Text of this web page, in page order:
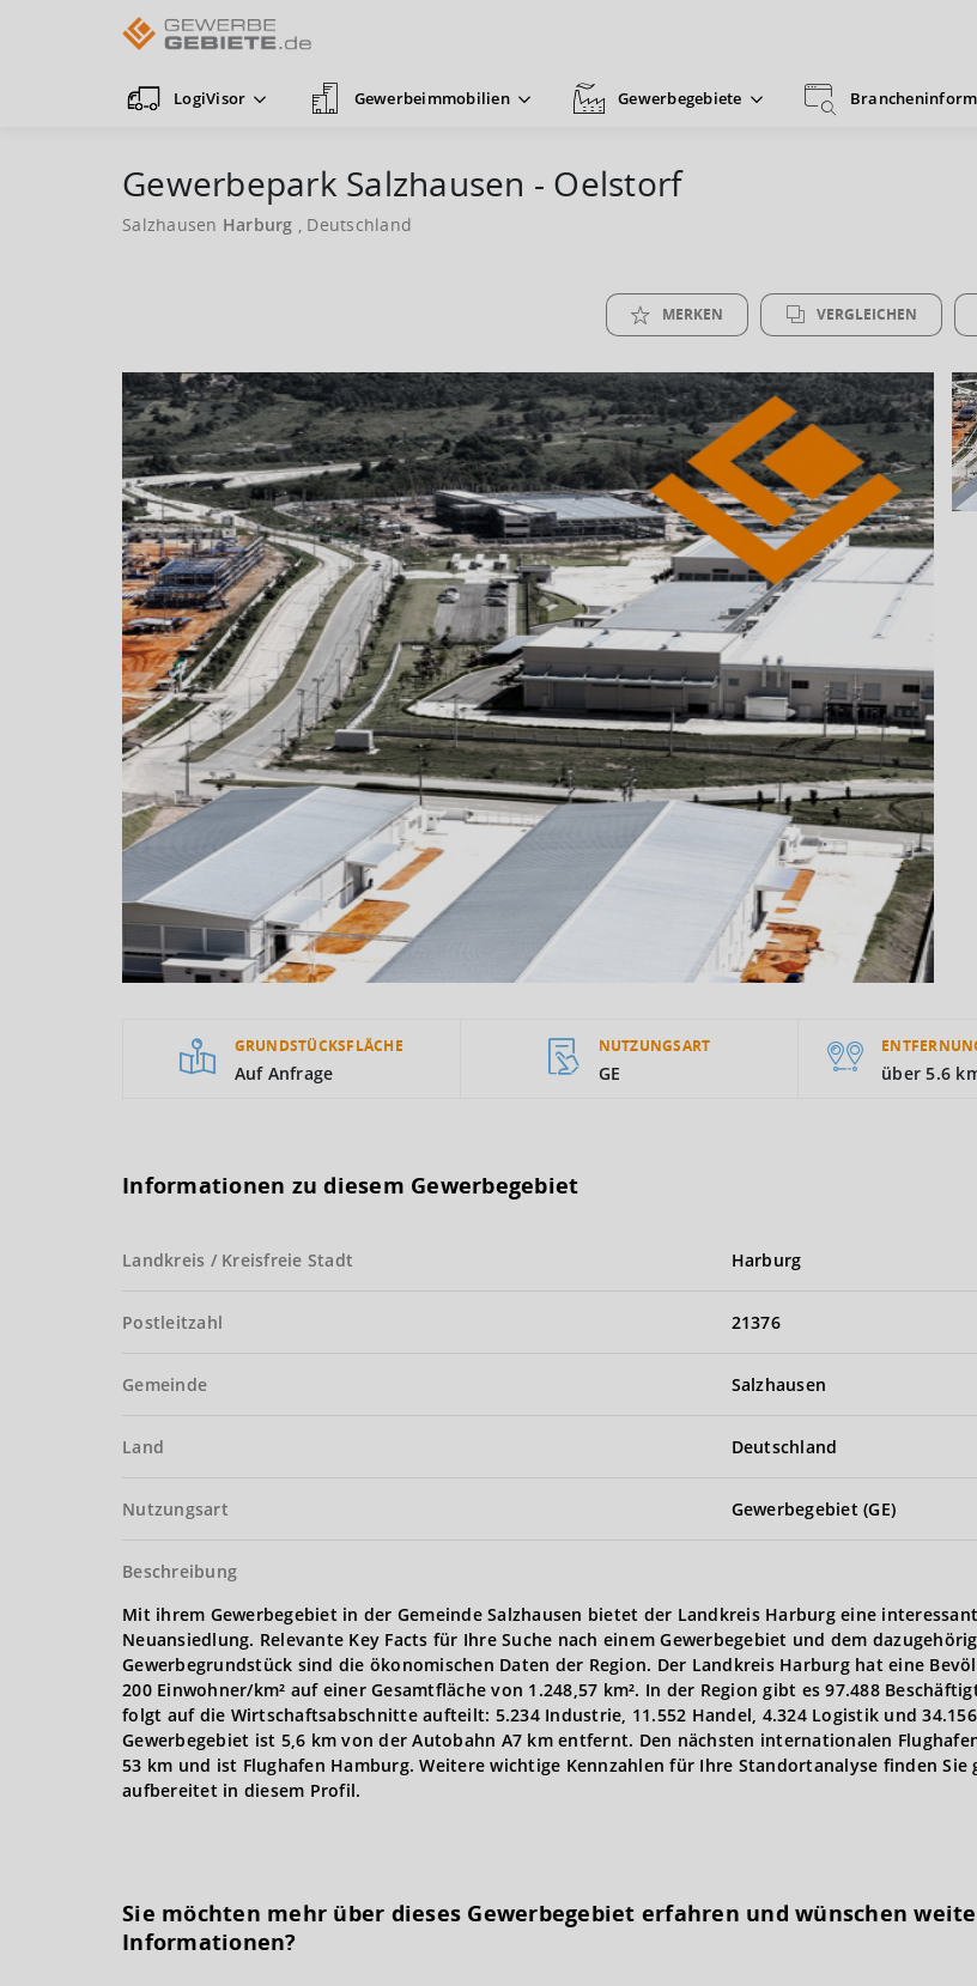
LogiVisor Gewerbeimmobilien Gewerbegebiete
Gewerbepark Salzhausen - Oelstorf
Salzhausen Harburg , Deutschland
MERKEN VERGLEICHEN
GRUNDSTÜCKSFLÄCHE
Auf Anfrage
NUTZUNGSART
GE über 5.6
Informationen zu diesem Gewerbegebiet
Landkreis / Kreisfreie Stadt Harburg
Postleitzahl 21376
Gemeinde Salzhausen
Land Deutschland
Nutzungsart Gewerbegebiet (GE)
Beschreibung
Mit ihrem Gewerbegebiet in der Gemeinde Salzhausen bietet der Landkreis Harburg eine
Neuansiedlung. Relevante Key Facts für Ihre Suche nach einem Gewerbegebiet und dem
Gewerbegrundstück sind die ökonomischen Daten der Region. Der Landkreis Harburg hat eine
200 Einwohner/km² auf einer Gesamtfläche von 1.248,57 km². In der Region gibt es 97.488
folgt auf die Wirtschaftsabschnitte aufteilt: 5.234 Industrie, 11.552 Handel, 4.324 Logistik und
Gewerbegebiet ist 5,6 km von der Autobahn A7 km entfernt. Den nächsten internationalen
53 km und ist Flughafen Hamburg. Weitere wichtige Kennzahlen für Ihre Standortanalyse finden Sie
aufbereitet in diesem Profil.
Sie möchten mehr über dieses Gewerbegebiet erfahren und wünschen
Informationen?